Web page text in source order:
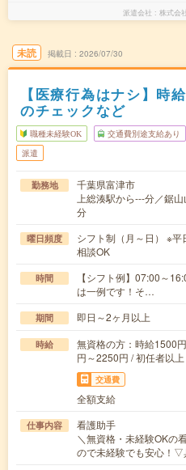
派遣会社 株式会
未読 掲載日 2026/07/30
【医療行為はナシ】時
のチェックなど
職種未経験OK 交通費別途支給あり
派遣
勤務地
千葉県富津市
上総湊駅から---分／鋸
分
曜日頻度
シフト制（月～日） ※
相談OK
時間
【シフト例】07:00～
は一例です！そ…
期間 即日～2ヶ月以上
時給
無資格の方：時給1500
円～2250円 / 初任者以
交通費
全額支給
仕事内容
看護助手
＼無資格・未経験OKの
ので未経験でも安心！